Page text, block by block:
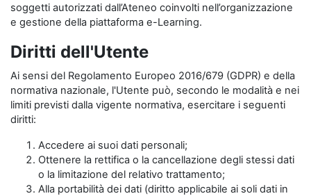
soggetti autorizzati dall’Ateneo coinvolti nell’organizzazione
e gestione della piattaforma e-Learning.
Diritti dell'Utente
Ai sensi del Regolamento Europeo 2016/679 (GDPR) e della
normativa nazionale, l'Utente può, secondo le modalità e nei
limiti previsti dalla vigente normativa, esercitare i seguenti
diritti:
Accedere ai suoi dati personali;
Ottenere la rettifica o la cancellazione degli stessi dati
o la limitazione del relativo trattamento;
Alla portabilità dei dati (diritto applicabile ai soli dati in